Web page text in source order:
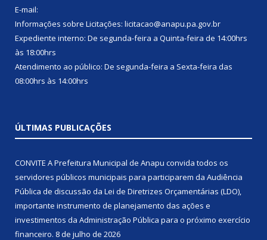
E-mail:
Informações sobre Licitações: licitacao@anapu.pa.gov.br
Expediente interno: De segunda-feira a Quinta-feira de 14:00hrs
às 18:00hrs
Atendimento ao público: De segunda-feira a Sexta-feira das
08:00hrs às 14:00hrs
ÚLTIMAS PUBLICAÇÕES
CONVITE A Prefeitura Municipal de Anapu convida todos os
servidores públicos municipais para participarem da Audiência
Pública de discussão da Lei de Diretrizes Orçamentárias (LDO),
importante instrumento de planejamento das ações e
investimentos da Administração Pública para o próximo exercício
financeiro. 8 de julho de 2026